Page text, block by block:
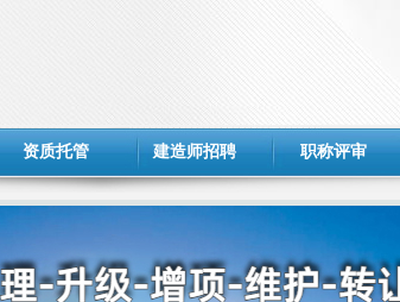
资质托管 建造师招聘 职称评审